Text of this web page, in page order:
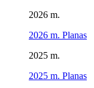
2026 m.
2026 m. Planas
2025 m.
2025 m. Planas